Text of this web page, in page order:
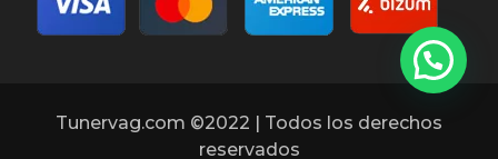
Tunervag.com ©2022 | Todos los derechos
reservados